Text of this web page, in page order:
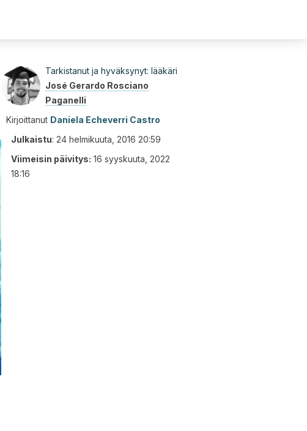
Tarkistanut ja hyväksynyt: lääkäri
José Gerardo Rosciano
Paganelli
Kirjoittanut Daniela Echeverri Castro
Julkaistu: 24 helmikuuta, 2016 20:59
Viimeisin päivitys: 16 syyskuuta, 2022
18:16